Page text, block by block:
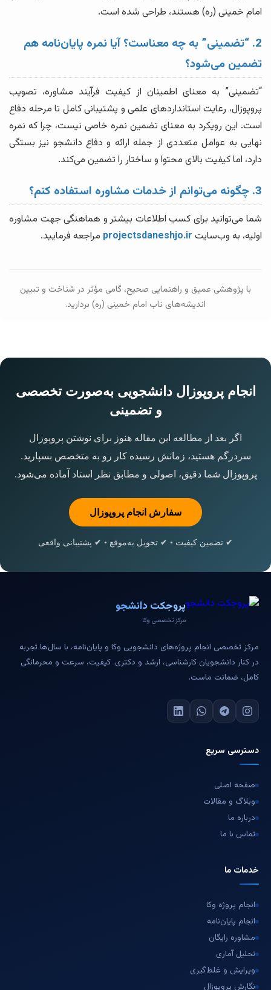
امام خمینی (ره) هستند، طراحی شده است.
2. “تضمینی” به چه معناست؟ آیا نمره پایان‌نامه هم
تضمین می‌شود؟
“تضمینی” به معنای اطمینان از کیفیت فرآیند مشاوره، تصویب
پروپوزال، رعایت استانداردهای علمی و پشتیبانی کامل تا مرحله دفاع
است. این رویکرد به معنای تضمین نمره خاصی نیست، چرا که نمره
نهایی به عوامل متعددی از جمله ارائه و دفاع دانشجو نیز بستگی
دارد، اما کیفیت بالای محتوا و ساختار را تضمین می‌کند.
3. چگونه می‌توانم از خدمات مشاوره استفاده کنم؟
شما می‌توانید برای کسب اطلاعات بیشتر و هماهنگی جهت مشاوره
اولیه، به وب‌سایت projectsdaneshjo.ir مراجعه فرمایید.
با پژوهشی عمیق و راهنمایی صحیح، گامی مؤثر در شناخت و تبیین
اندیشه‌های ناب امام خمینی (ره) بردارید.
انجام پروپوزال دانشجویی به‌صورت تخصصی
و تضمینی
اگر بعد از مطالعه این مقاله هنوز برای نوشتن پروپوزال
سردرگم هستید، زمانش رسیده کار رو به متخصص بسپارید.
پروپوزال شما دقیق، اصولی و مطابق نظر استاد آماده می‌شود.
سفارش انجام پروپوزال
✔ تضمین کیفیت • ✔ تحویل به‌موقع • ✔ پشتیبانی واقعی
پروجکت دانشجو
مرکز تخصصی وکا
مرکز تخصصی انجام پروژه‌های دانشجویی وکا و پایان‌نامه، با سال‌ها تجربه
در کنار دانشجویان کارشناسی، ارشد و دکتری. کیفیت، سرعت و محرمانگی
کامل، ضمانت ماست.
دسترسی سریع
صفحه اصلی
وبلاگ و مقالات
درباره ما
تماس با ما
خدمات ما
انجام پروژه وکا
انجام پایان‌نامه
مشاوره رایگان
تحلیل آماری
ویرایش و غلط‌گیری
نگارش پروپوزال